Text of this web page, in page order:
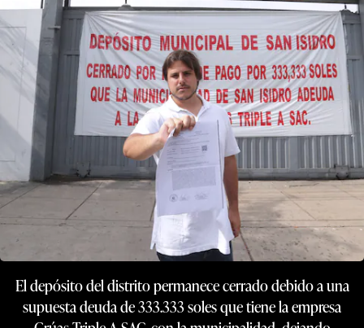
El depósito del distrito permanece cerrado debido a una
supuesta deuda de 333.333 soles que tiene la empresa